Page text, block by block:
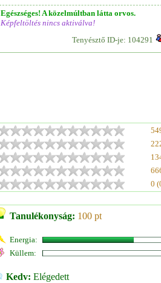
Egészséges! A közelmúltban látta orvos.
Képfeltöltés nincs aktiválva!
Tenyésztő ID-je: 104291
0
Tanulékonyság: 100 pt
Energia:
Küllem:
Kedv: Elégedett